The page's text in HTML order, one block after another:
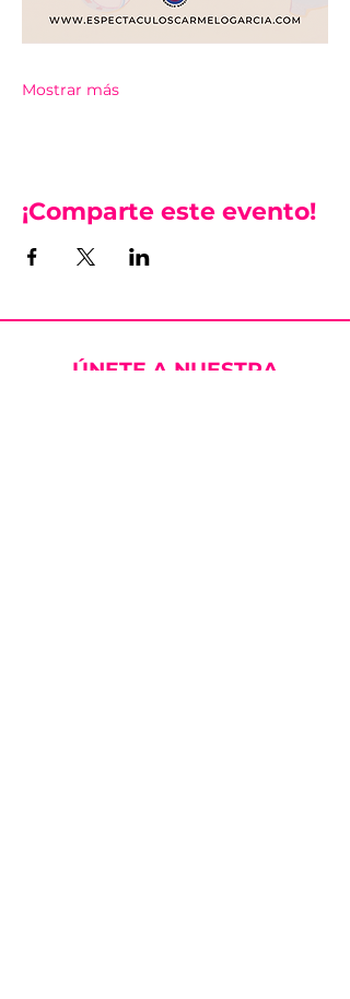
Mostrar más
¡Comparte este evento!
ÚNETE A NUESTRA